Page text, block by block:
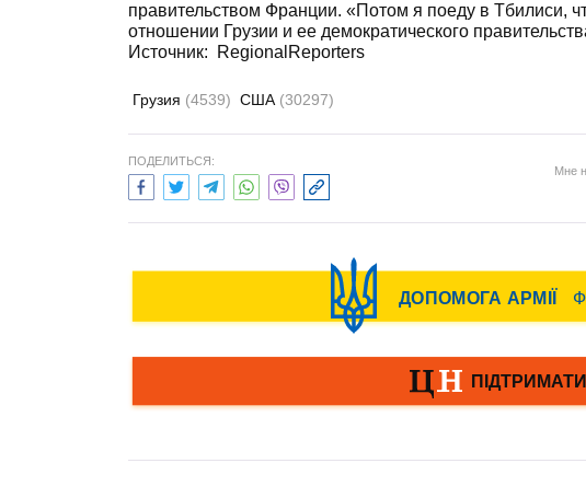
правительством Франции. «Потом я поеду в Тбилиси,
отношении Грузии и ее демократического
Источник: RegionalReporters
Грузия (4539) США (30297)
ПОДЕЛИТЬСЯ:
Мне